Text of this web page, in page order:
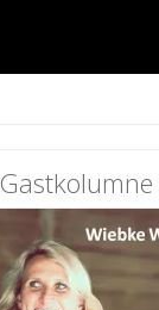
Gastkolumne